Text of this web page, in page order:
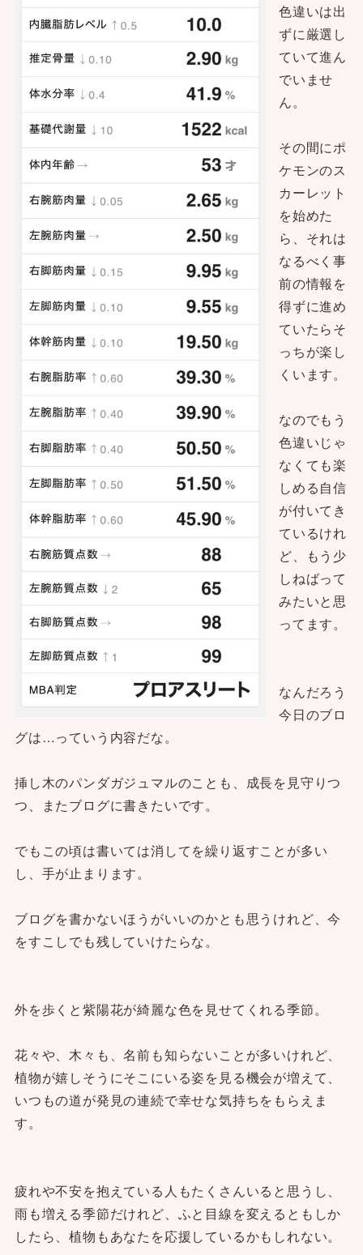
色違いは出
ずに厳選し
ていて進ん
でいませ
ん。
その間にポ
ケモンのス
カーレット
を始めた
ら、それは
なるべく事
前の情報を
得ずに進め
ていたらそ
っちが楽し
くいます。
なのでもう
色違いじゃ
なくても楽
しめる自信
が付いてき
ているけれ
ど、もう少
しねばって
みたいと思
ってます。
なんだろう
今日のブロ
グは…っていう内容だな。
挿し木のパンダガジュマルのことも、成長を見守りつ
つ、またブログに書きたいです。
でもこの頃は書いては消してを繰り返すことが多い
し、手が止まります。
ブログを書かないほうがいいのかとも思うけれど、今
をすこしでも残していけたらな。
外を歩くと紫陽花が綺麗な色を見せてくれる季節。
花々や、木々も、名前も知らないことが多いけれど、
植物が嬉しそうにそこにいる姿を見る機会が増えて、
いつもの道が発見の連続で幸せな気持ちをもらえま
す。
疲れや不安を抱えている人もたくさんいると思うし、
雨も増える季節だけれど、ふと目線を変えるともしか
したら、植物もあなたを応援しているかもしれない。